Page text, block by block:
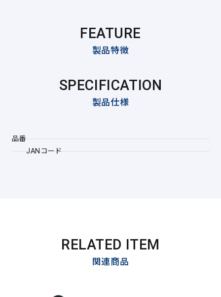
FEATURE
製品特徴
SPECIFICATION
製品仕様
品番
JANコード
RELATED ITEM
関連商品